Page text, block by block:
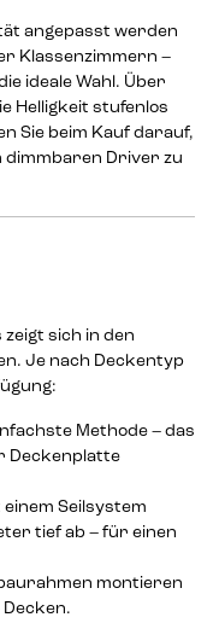
angepasst werden
Klassenzimmern –
ideale Wahl. Über
Helligkeit stufenlos
Sie beim Kauf darauf,
dimmbaren Driver zu
zeigt sich in den
Je nach Deckentyp
Methode – das
Deckenplatte
einem Seilsystem
tief ab – für einen
montieren